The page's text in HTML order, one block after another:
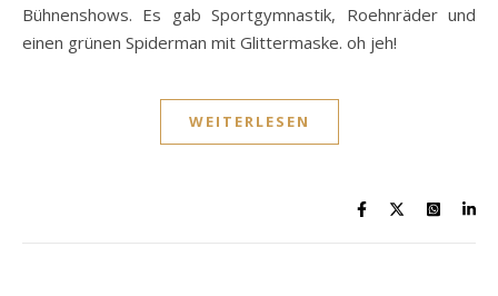
Bühnenshows. Es gab Sportgymnastik, Roehnräder und
einen grünen Spiderman mit Glittermaske. oh jeh!
WEITERLESEN